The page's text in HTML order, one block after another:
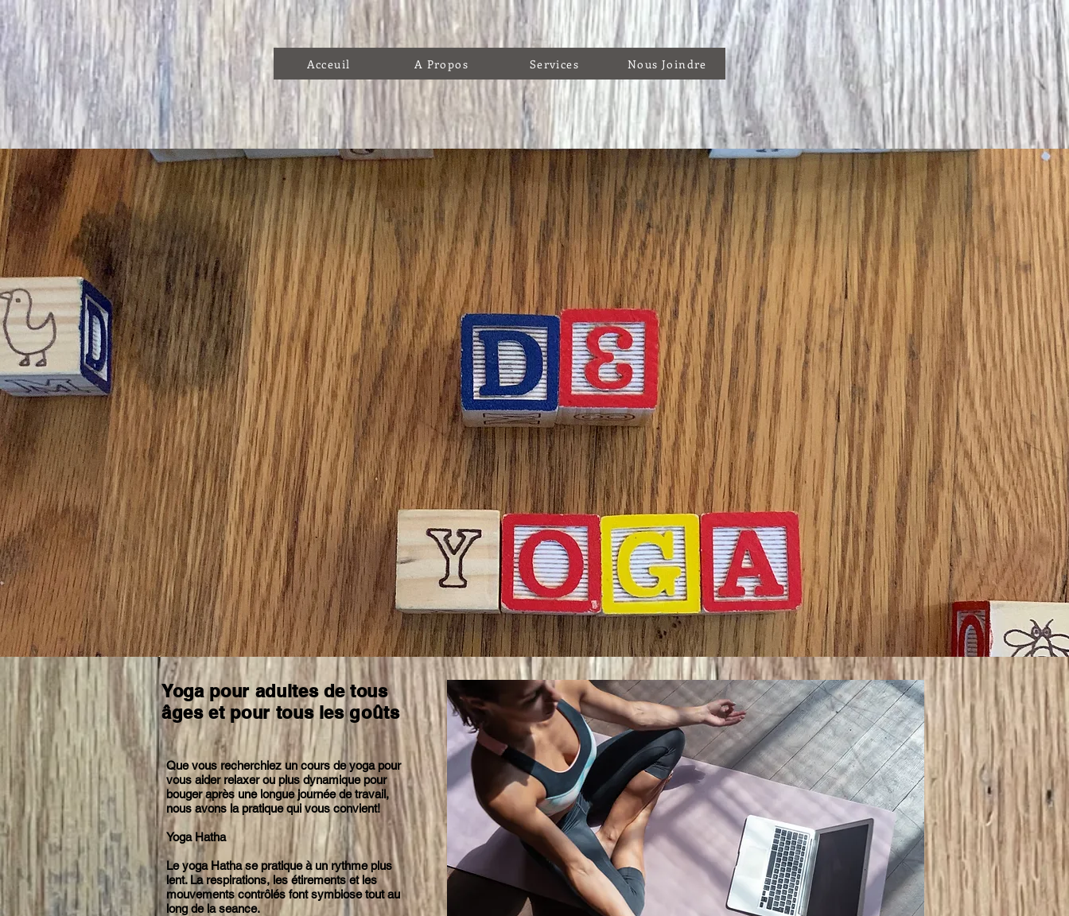
Acceuil A Propos Services Nous Joindre
Yoga pour enfants et familles
Voici un court aperçu habituellement inclus dans les cours de yoga qui
s’adressent aux enfants:
Musique et histoires pour stimuler leur imagination
Jeux, activités physiques tels la danse, l’aérobie et des étirements pour faire
bouger les enfants et favoriser leur bien-être physique
Exercices simples et amusants de respirations et de prise de conscience
pour calmer les esprits et favoriser l’apprentissage en classe
Interactions positives et encouragements pour favoriser l’estime de soi
Différentes thématiques de cours telles que les couleurs, les émotions,
l'alphabet, les aliments et les superhéros sont offertes
Le yoga en famille est une excellente activitépour s'amuser tout en
créantdes liens familiauxsolides et durables. Par l'entremise de jeux de
groupes et d'étirements
et postures avec partenaires, les sessions de yoga
en famille sont amusantes et fontbouger, danser et chanter tous les
membres de la famille!
Les cours de yoga sont disponibles en français et en anglais, en mode
virtuel ou présentiel, en garderies, dans les écoles, les camps d'été ou à
votre domicile pour une fete d'anniversaire!
Yoga pour adultes de tous
âgeset pour tous lesgoûts
Que vous recherchiez un cours de yoga pour
vous aider relaxerou plus dynamique pour
bougeraprès une longuejournéede travail,
nous avons la pratique qui vous convient!
Yoga Hatha
Le yoga Hatha se pratiqueàun rythme plus
lent. Larespirations, les étirementset les
mouvementscontrôlés font symbiose tout au
long de la seance.